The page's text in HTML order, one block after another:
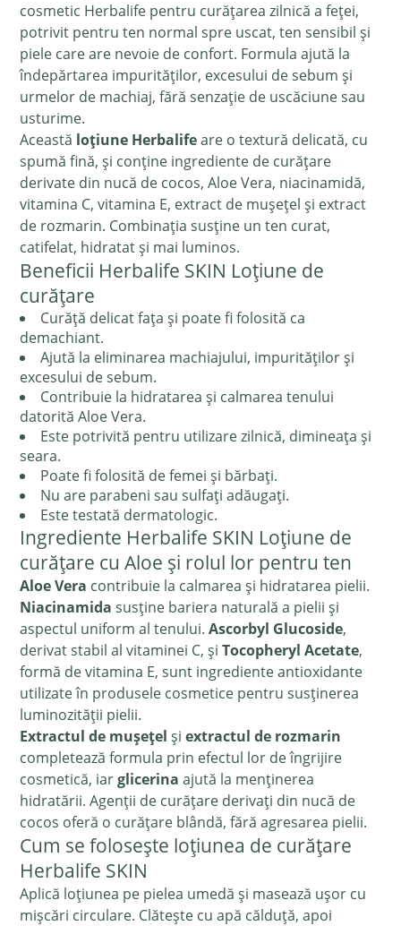
cosmetic Herbalife pentru curățarea zilnică a feței,
potrivit pentru ten normal spre uscat, ten sensibil și
piele care are nevoie de confort. Formula ajută la
îndepărtarea impurităților, excesului de sebum și
urmelor de machiaj, fără senzație de uscăciune sau
usturime.
Această loțiune Herbalifeare o textură delicată, cu
spumă fină, și conține ingrediente de curățare
derivate din nucă de cocos, Aloe Vera, niacinamidă,
vitamina C, vitamina E, extract de mușețel și extract
de rozmarin. Combinația susține un ten curat,
catifelat, hidratat și mai luminos.
Beneficii Herbalife SKIN Loțiune de
curățare
Curăță delicat fața și poate fi folosită ca
demachiant.
Ajută la eliminarea machiajului, impurităților și
excesului de sebum.
Contribuie la hidratarea și calmarea tenului
datorită Aloe Vera.
Este potrivită pentru utilizare zilnică, dimineața și
seara.
Poate fi folosită de femei și bărbați.
Nu are parabeni sau sulfați adăugați.
Este testată dermatologic.
Ingrediente Herbalife SKIN Loțiune de
curățare cu Aloe și rolul lor pentru ten
Aloe Vera contribuie la calmarea și hidratarea pielii.
Niacinamida susține bariera naturală a pielii și
aspectul uniform al tenului.Ascorbyl Glucoside,
derivat stabil al vitaminei C, șiTocopheryl Acetate,
formă de vitamina E, sunt ingrediente antioxidante
utilizate în produsele cosmetice pentru susținerea
luminozității pielii.
Extractul de mușețel șiextractul de rozmarin
completează formula prin efectul lor de îngrijire
cosmetică, iarglicerina ajută la menținerea
hidratării. Agenții de curățare derivați din nucă de
cocos oferă o curățare blândă, fără agresarea pielii.
Cum se folosește loțiunea de curățare
Herbalife SKIN
Aplică loțiunea pe pielea umedă și masează ușor cu
mișcări circulare. Clătește cu apă călduță, apoi